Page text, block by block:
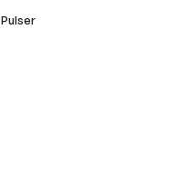
Pulser